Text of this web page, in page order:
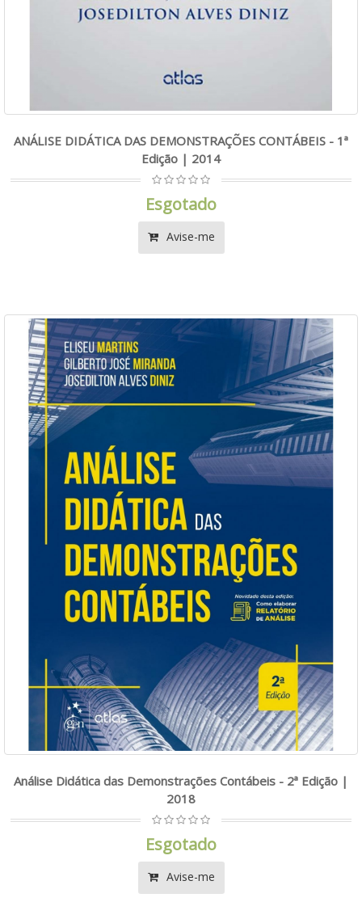
ANÁLISE DIDÁTICA DAS DEMONSTRAÇÕES CONTÁBEIS - 1ª
Edição | 2014
Esgotado
Avise-me
Análise Didática das Demonstrações Contábeis - 2ª Edição |
2018
Esgotado
Avise-me